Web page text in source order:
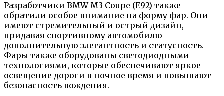
Разработчики BMW M3 Coupe (E92) также
обратили особое внимание на форму фар. Они
имеют стремительный и острый дизайн,
придавая спортивному автомобилю
дополнительную элегантность и статусность.
Фары также оборудованы светодиодными
технологиями, которые обеспечивают яркое
освещение дороги в ночное время и повышают
безопасность вождения.